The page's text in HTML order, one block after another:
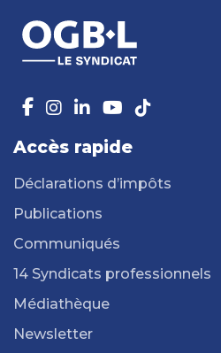
Accès rapide
Déclarations d’impôts
Publications
Communiqués
14 Syndicats professionnels
Médiathèque
Newsletter